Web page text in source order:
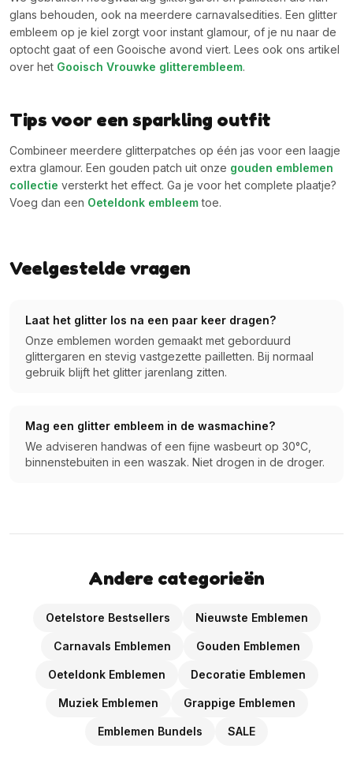
glans behouden, ook na meerdere carnavalsedities. Een glitter
embleem op je kiel zorgt voor instant glamour, of je nu naar de
optocht gaat of een Gooische avond viert. Lees ook ons artikel
over het Gooisch Vrouwke glitterembleem.
Tips voor een sparkling outfit
Combineer meerdere glitterpatches op één jas voor een laagje
extra glamour. Een gouden patch uit onze gouden emblemen
collectie versterkt het effect. Ga je voor het complete plaatje?
Voeg dan een Oeteldonk embleemtoe.
Veelgestelde vragen
Laat het glitter los na een paar keer dragen?
Onze emblemen worden gemaakt met geborduurd
glittergaren en stevig vastgezette pailletten. Bij normaal
gebruik blijft het glitter jarenlang zitten.
Mag een glitter embleem in de wasmachine?
We adviseren handwas of een fijne wasbeurt op 30°C,
binnenstebuiten in een waszak. Niet drogen in de droger.
Andere categorieën
Oetelstore Bestsellers Nieuwste Emblemen
Carnavals Emblemen Gouden Emblemen
Oeteldonk Emblemen Decoratie Emblemen
Muziek Emblemen Grappige Emblemen
Emblemen Bundels SALE